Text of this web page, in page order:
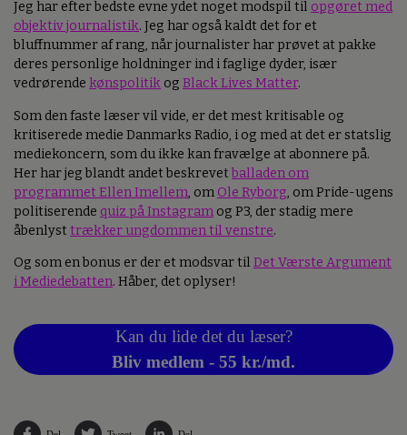
Jeg har efter bedste evne ydet noget modspil til opgøret med
objektiv journalistik. Jeg har også kaldt det for et
bluffnummer af rang, når journalister har prøvet at pakke
deres personlige holdninger ind i faglige dyder, især
vedrørende kønspolitik og Black Lives Matter.
Som den faste læser vil vide, er det mest kritisable og
kritiserede medie Danmarks Radio, i og med at det er statslig
mediekoncern, som du ikke kan fravælge at abonnere på.
Her har jeg blandt andet beskrevetballaden om
programmet Ellen Imellem, om Ole Ryborg, om Pride-ugens
politiserende quiz på Instagram og P3, der stadig mere
åbenlyst trækker ungdommen til venstre.
Og som en bonus er der et modsvar til Det Værste Argument
i Mediedebatten. Håber, det oplyser!
Kan du lide det du læser?
Bliv medlem - 55 kr./md.